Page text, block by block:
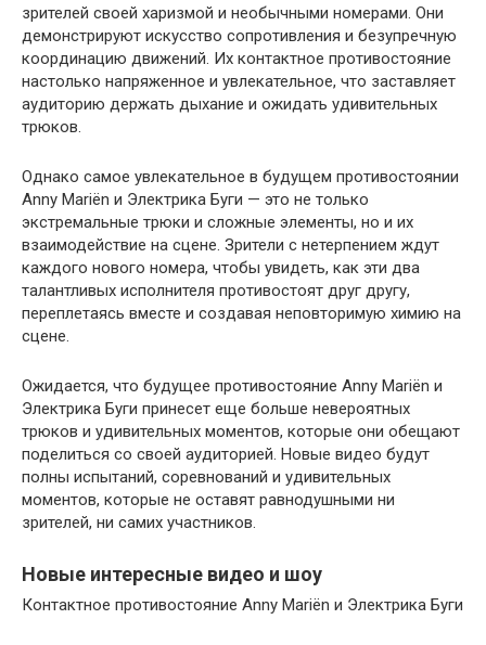
зрителей своей харизмой и необычными номерами. Они
демонстрируют искусство сопротивления и безупречную
координацию движений. Их контактное противостояние
настолько напряженное и увлекательное, что заставляет
аудиторию держать дыхание и ожидать удивительных
трюков.
Однако самое увлекательное в будущем противостоянии
Anny Mariën и Электрика Буги — это не только
экстремальные трюки и сложные элементы, но и их
взаимодействие на сцене. Зрители с нетерпением ждут
каждого нового номера, чтобы увидеть, как эти два
талантливых исполнителя противостоят друг другу,
переплетаясь вместе и создавая неповторимую химию на
сцене.
Ожидается, что будущее противостояние Anny Mariën и
Электрика Буги принесет еще больше невероятных
трюков и удивительных моментов, которые они обещают
поделиться со своей аудиторией. Новые видео будут
полны испытаний, соревнований и удивительных
моментов, которые не оставят равнодушными ни
зрителей, ни самих участников.
Новые интересные видео и шоу
Контактное противостояние Anny Mariën и Электрика Буги